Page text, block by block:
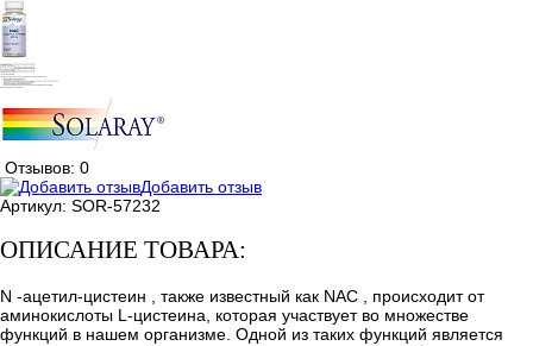
Отзывов: 0
Добавить отзыв
Артикул: SOR-57232
ОПИСАНИЕ ТОВАРА:
N -ацетил-цистеин , также известный как NAC , происходит от
аминокислоты L-цистеина, которая участвует во множестве
функций в нашем организме. Одной из таких функций является